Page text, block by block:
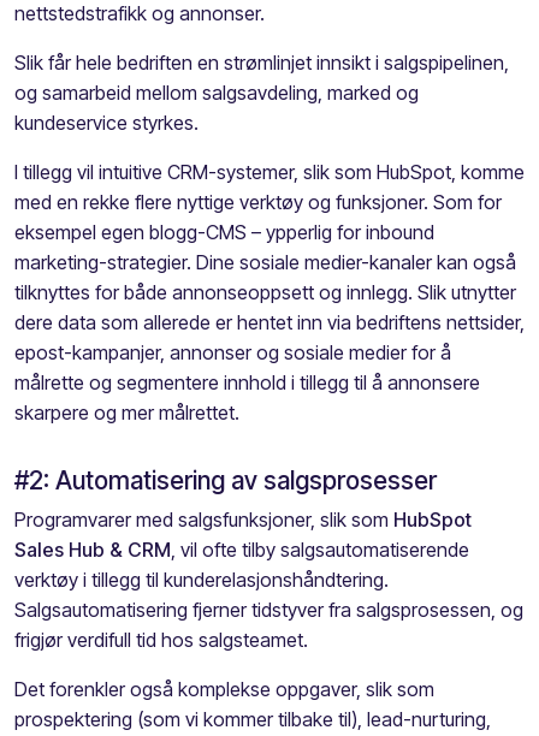
nettstedstrafikk og annonser.
Slik får hele bedriften en strømlinjet innsikt i salgspipelinen,
og samarbeid mellom salgsavdeling, marked og
kundeservice styrkes.
I tillegg vil intuitive CRM-systemer, slik som HubSpot, komme
med en rekke flere nyttige verktøy og funksjoner. Som for
eksempel egen blogg-CMS – ypperlig for inbound
marketing-strategier. Dine sosiale medier-kanaler kan også
tilknyttes for både annonseoppsett og innlegg. Slik utnytter
dere data som allerede er hentet inn via bedriftens nettsider,
epost-kampanjer, annonser og sosiale medier for å
målrette og segmentere innhold i tillegg til å annonsere
skarpere og mer målrettet.
#2: Automatisering av salgsprosesser
Programvarer med salgsfunksjoner, slik som HubSpot
Sales Hub & CRM, vil ofte tilby salgsautomatiserende
verktøy i tillegg til kunderelasjonshåndtering.
Salgsautomatisering fjerner tidstyverfra salgsprosessen, og
frigjør verdifull tid hos salgsteamet.
Det forenkler også komplekse oppgaver, slik som
prospektering (som vi kommer tilbake til), lead-nurturing,